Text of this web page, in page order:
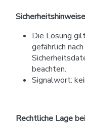
Sicherheitshinweise
Die Lösung
gefährlich
beachten.
Signalwort:
Rechtliche Lage